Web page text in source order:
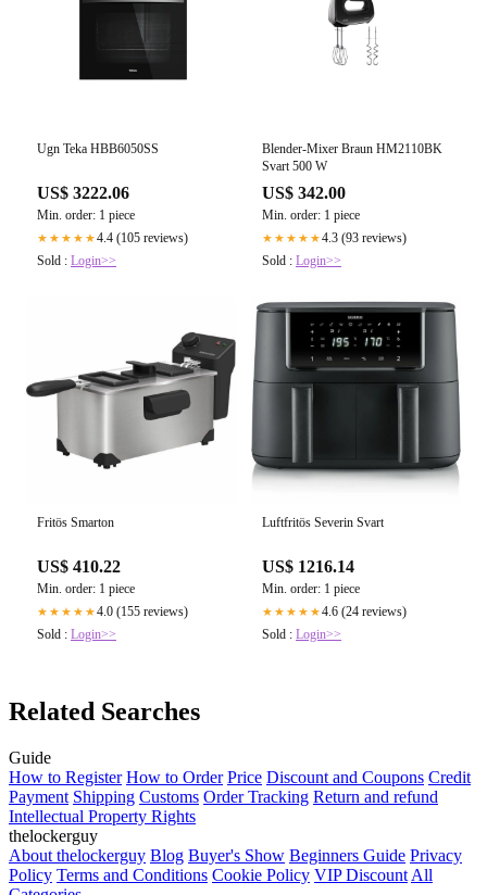
Ugn Teka HBB6050SS
US$ 3222.06
Min. order: 1 piece
★★★★★4.4 (105 reviews)
Sold : Login>>
Blender-Mixer Braun HM2110BK
Svart 500 W
US$ 342.00
Min. order: 1 piece
★★★★★4.3 (93 reviews)
Sold : Login>>
Fritös Smarton
US$ 410.22
Min. order: 1 piece
★★★★★4.0 (155 reviews)
Sold : Login>>
Luftfritös Severin Svart
US$ 1216.14
Min. order: 1 piece
★★★★★4.6 (24 reviews)
Sold : Login>>
Related Searches
Guide
How to Register How to Order Price Discount and Coupons Credit
Payment Shipping Customs Order Tracking Return and refund
Intellectual Property Rights
thelockerguy
About thelockerguy Blog Buyer's Show Beginners Guide Privacy
Policy Terms and Conditions Cookie Policy VIP Discount All